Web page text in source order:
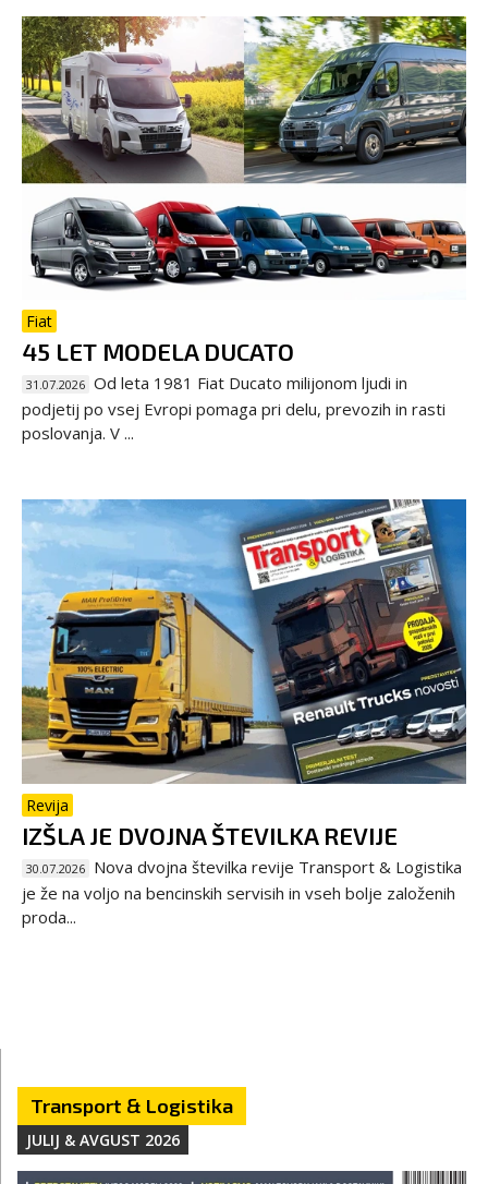
Fiat
45 LET MODELA DUCATO
31.07.2026 Od leta 1981 Fiat Ducato milijonom ljudi in
podjetij po vsej Evropi pomaga pri delu, prevozih in rasti
poslovanja. V ...
Revija
IZŠLA JE DVOJNA ŠTEVILKA REVIJE
30.07.2026 Nova dvojna številka revije Transport & Logistika
je že na voljo na bencinskih servisih in vseh bolje založenih
proda...
Transport & Logistika
JULIJ & AVGUST 2026